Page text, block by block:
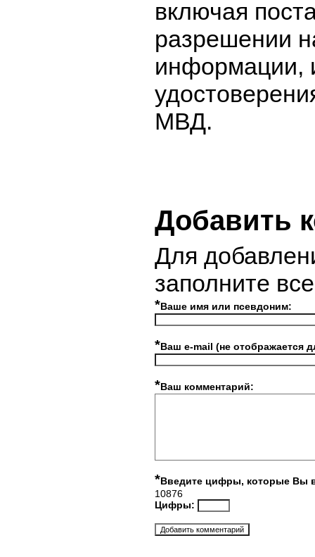
включая
разрешении
информации,
МВД.
Добавить
Для
заполните
*Ваше имя или псевдоним:
*Ваш e-mail (не отображается
*Ваш комментарий:
*Введите цифры, которые Вы
10876
Цифры: